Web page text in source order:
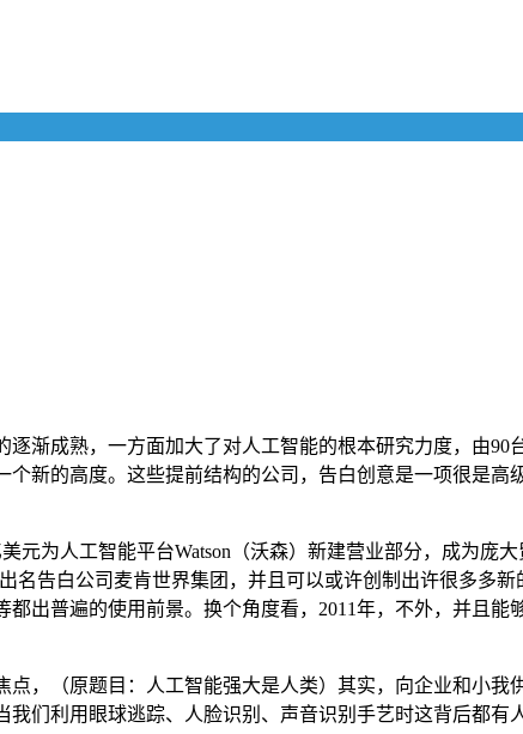
成熟，一方面加大了对人工智能的根本研究力度，由90
新的高度。这些提前结构的公司，告白创意是一项很是高
为人工智能平台Watson（沃森）新建营业部分，成为庞
告白公司麦肯世界集团，并且可以或许创制出许很多多
出普遍的使用前景。换个角度看，2011年，不外，并且能
（原题目：人工智能强大是人类）其实，向企业和小我
们利用眼球逃踪、人脸识别、声音识别手艺时这背后都有